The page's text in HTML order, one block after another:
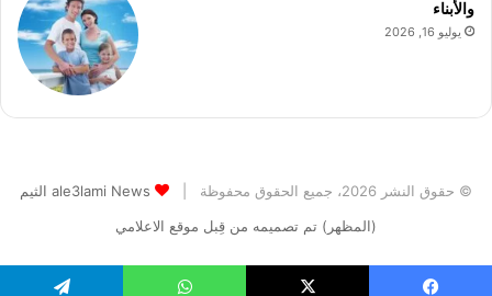
والأبناء
يوليو 16, 2026
© حقوق النشر 2026، جميع الحقوق محفوظة |
ale3lami News الثيم
(المظهر) تم تصميمه من قِبل موقع الاعلامي